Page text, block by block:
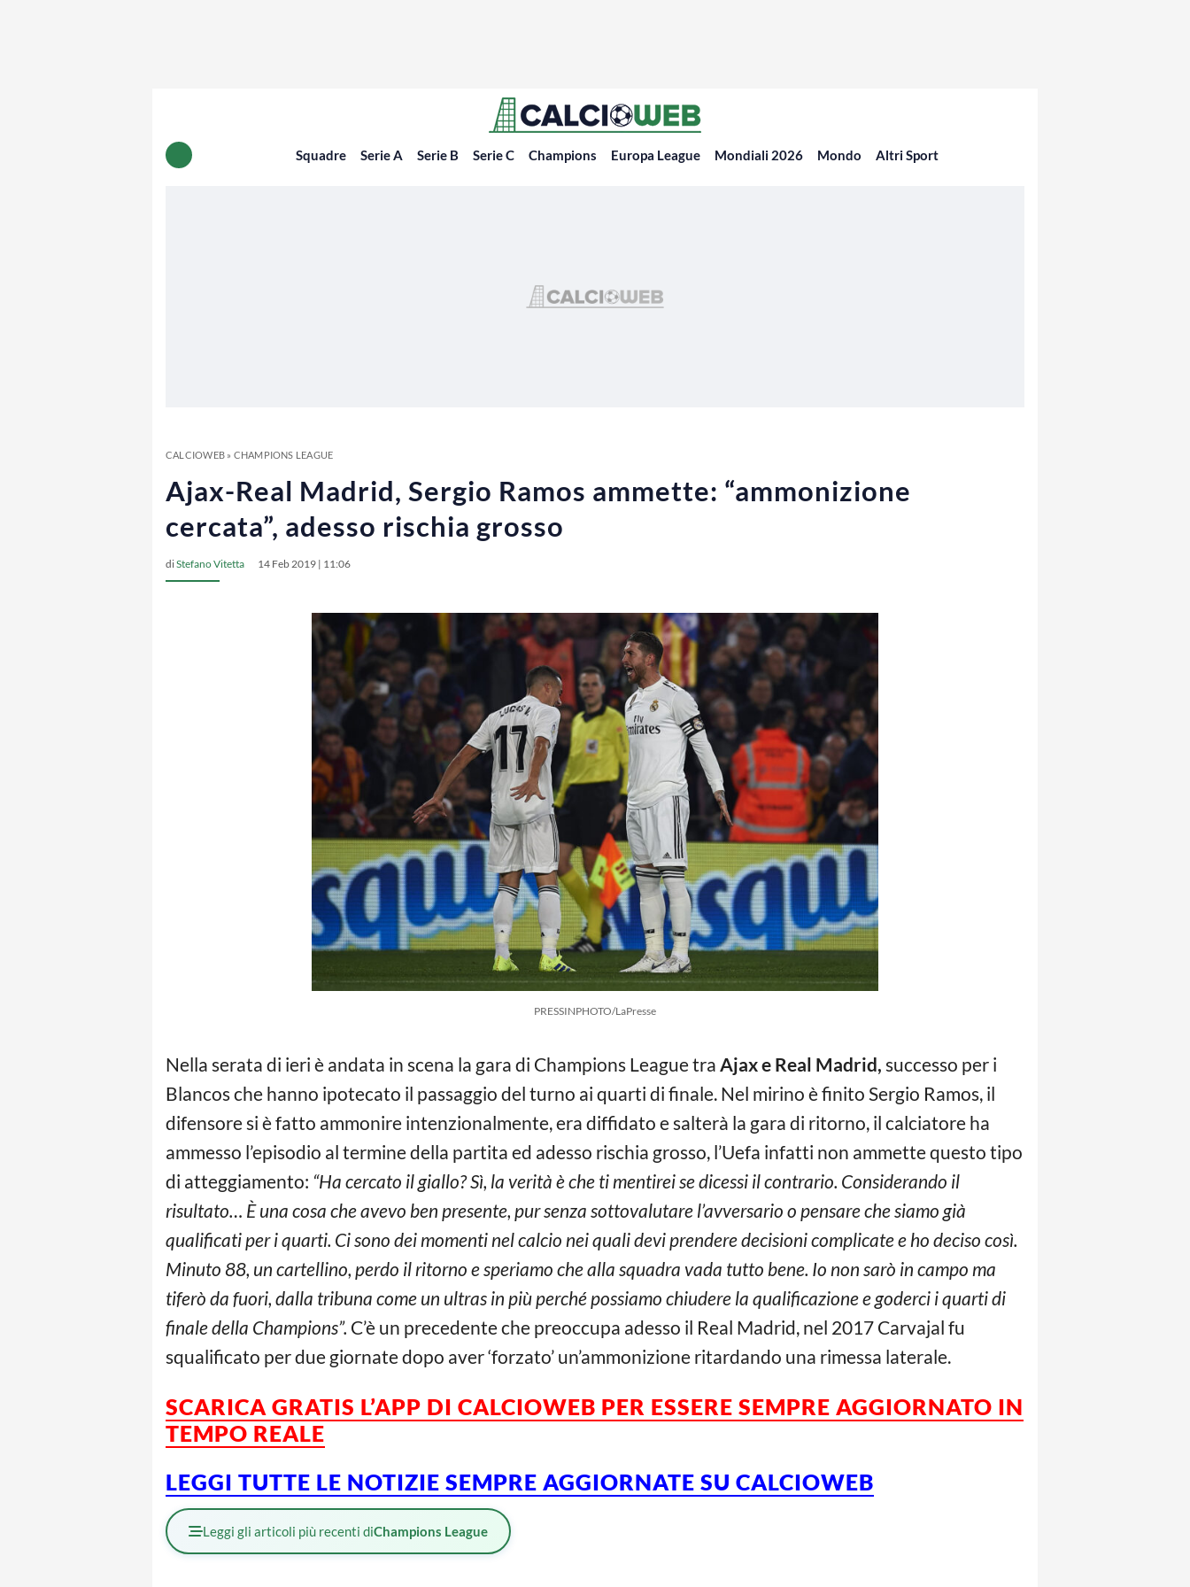
Squadre Serie A Serie B Serie C Champions Europa League Mondiali 2026 Mondo Altri Sport
CALCIOWEB» CHAMPIONS LEAGUE
Ajax-Real Madrid, Sergio Ramos ammette: “ammonizione
cercata”, adesso rischia grosso
diStefano Vitetta 14 Feb 2019 | 11:06
PRESSINPHOTO/LaPresse
Nella serata di ieri è andata in scena la gara di Champions League tra Ajax e Real Madrid, successo per i
Blancos che hanno ipotecato il passaggio del turno ai quarti di finale. Nel mirino è finito Sergio Ramos, il
difensore si è fatto ammonire intenzionalmente, era diffidato e salterà la gara di ritorno, il calciatore ha
ammesso l’episodio al termine della partita ed adesso rischia grosso, l’Uefa infatti non ammette questo tipo
di atteggiamento: “Ha cercato il giallo? Sì, la verità è che ti mentirei se dicessi il contrario. Considerando il
risultato… È una cosa che avevo ben presente, pur senza sottovalutare l’avversario o pensare che siamo già
qualificati per i quarti. Ci sono dei momenti nel calcio nei quali devi prendere decisioni complicate e ho deciso così.
Minuto 88, un cartellino, perdo il ritorno e speriamo che alla squadra vada tutto bene. Io non sarò in campo ma
tiferò da fuori, dalla tribuna come un ultras in più perché possiamo chiudere la qualificazione e goderci i quarti di
finale della Champions”. C’è un precedente che preoccupa adesso il Real Madrid, nel 2017 Carvajal fu
squalificato per due giornate dopo aver ‘forzato’ un’ammonizione ritardando una rimessa laterale.
SCARICA GRATIS L’APP DI CALCIOWEB PER ESSERE SEMPRE AGGIORNATO IN
TEMPO REALE
LEGGI TUTTE LE NOTIZIE SEMPRE AGGIORNATE SU CALCIOWEB
Leggi gli articoli più recenti diChampions League